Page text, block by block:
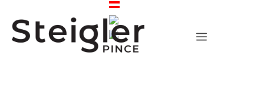
Inhalt
springen
Menü